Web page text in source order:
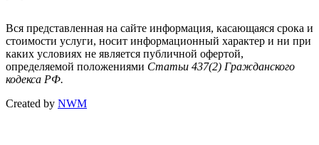
Вся представленная на сайте информация, касающаяся срока и
стоимости услуги, носит информационный характер и ни при
каких условиях не является публичной офертой,
определяемой положениями Статьи 437(2) Гражданского
кодекса РФ.
Created by NWM